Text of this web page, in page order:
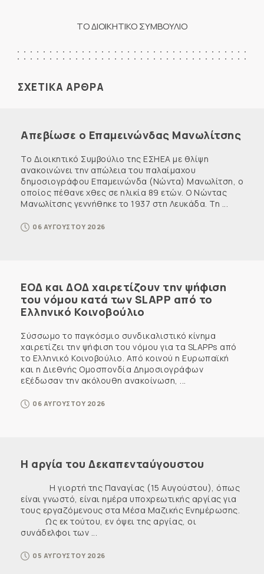
ΤΟ ΔΙΟΙΚΗΤΙΚΟ ΣΥΜΒΟΥΛΙΟ
ΣΧΕΤΙΚΑ ΑΡΘΡΑ
Απεβίωσε ο Επαμεινώνδας Μανωλίτσης
Το Διοικητικό Συμβούλιο της ΕΣΗΕΑ με θλίψη
ανακοινώνει την απώλεια του παλαίμαχου
δημοσιογράφου Επαμεινώνδα (Νώντα) Μανωλίτση, ο
οποίος πέθανε χθες σε ηλικία 89 ετών. Ο Νώντας
Μανωλίτσης γεννήθηκε το 1937 στη Λευκάδα. Τη ...
06 ΑΥΓΟΥΣΤΟΥ 2026
ΕΟΔ και ΔΟΔ χαιρετίζουν την ψήφιση
του νόμου κατά των SLAPP από το
Ελληνικό Κοινοβούλιο
Σύσσωμο το παγκόσμιο συνδικαλιστικό κίνημα
χαιρετίζει την ψήφιση του νόμου για τα SLAPPs από
το Ελληνικό Κοινοβούλιο. Από κοινού η Ευρωπαϊκή
και η Διεθνής Ομοσπονδία Δημοσιογράφων
εξέδωσαν την ακόλουθη ανακοίνωση, ...
06 ΑΥΓΟΥΣΤΟΥ 2026
Η αργία του Δεκαπενταύγουστου
Η γιορτή της Παναγίας (15 Αυγούστου), όπως
είναι γνωστό, είναι ημέρα υποχρεωτικής αργίας για
τους εργαζόμενους στα Μέσα Μαζικής Ενημέρωσης.
Ως εκ τούτου, εν όψει της αργίας, οι
συνάδελφοι των ...
05 ΑΥΓΟΥΣΤΟΥ 2026